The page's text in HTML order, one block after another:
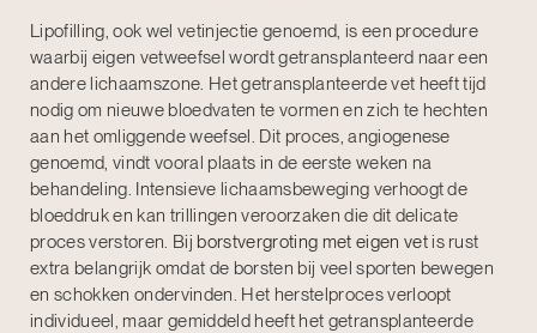
Lipofilling, ook wel vetinjectie genoemd, is een procedure
waarbij eigen vetweefsel wordt getransplanteerd naar een
andere lichaamszone. Het getransplanteerde vet heeft tijd
nodig om nieuwe bloedvaten te vormen en zich te hechten
aan het omliggende weefsel. Dit proces, angiogenese
genoemd, vindt vooral plaats in de eerste weken na
behandeling. Intensieve lichaamsbeweging verhoogt de
bloeddruk en kan trillingen veroorzaken die dit delicate
proces verstoren. Bij borstvergroting met eigen vetis rust
extra belangrijk omdat de borsten bij veel sporten bewegen
en schokken ondervinden. Het herstelproces verloopt
individueel, maar gemiddeld heeft het getransplanteerde